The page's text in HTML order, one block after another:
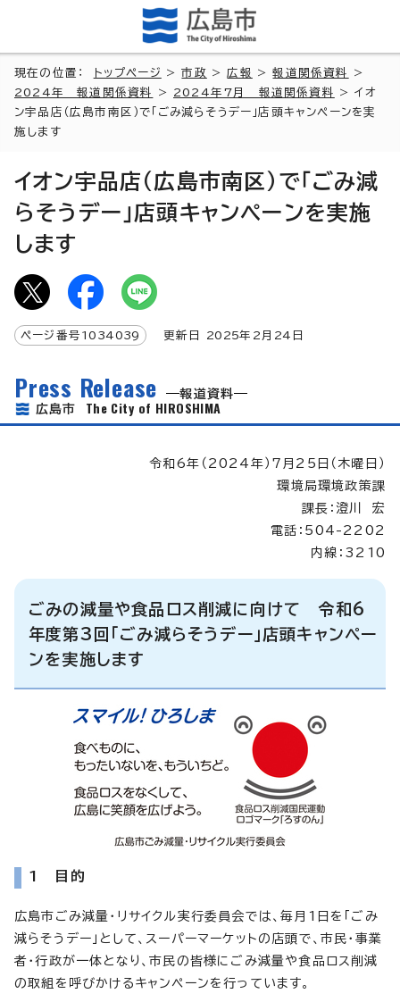
現在の位置： トップページ >市政 >広報 >報道関係資料
>
2024年 報道関係資料
> 2024年7月 報道関係資料
> イオ
ン宇品店（広島市南区）で「ごみ減らそうデー」店頭キャンペーンを実
施します
イオン宇品店（広島市南区）で「ごみ減
らそうデー」店頭キャンペーンを実施
します
ページ番号 1034039 更新日 2025年2月 24 日
Press Release
報道資料
広島市 The City of HIROSHIMA
令和6年（2024年）7月25日（木曜日）
環境局環境政策課
課長：澄川 宏
電話：504-2202
内線：3210
ごみの減量や食品ロス削減に向けて 令和6
年度第3回「ごみ減らそうデー」店頭キャンペー
ンを実施します
1 目的
広島市ごみ減量・リサイクル実行委員会では、毎月1日を「ごみ
減らそうデー」として、スーパーマーケットの店頭で、市民・事業
者・行政が一体となり、市民の皆様にごみ減量や食品ロス削減
の取組を呼びかけるキャンペーンを行っています。